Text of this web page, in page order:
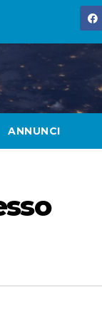
ANNUNCI